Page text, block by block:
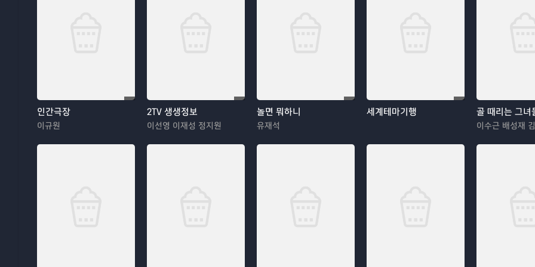
인간극장
이규원
2TV 생생정보
이선영 이재성 정지원
놀면 뭐하니
유재석
세계테마기행 골 때리는 그녀
이수근 배성재